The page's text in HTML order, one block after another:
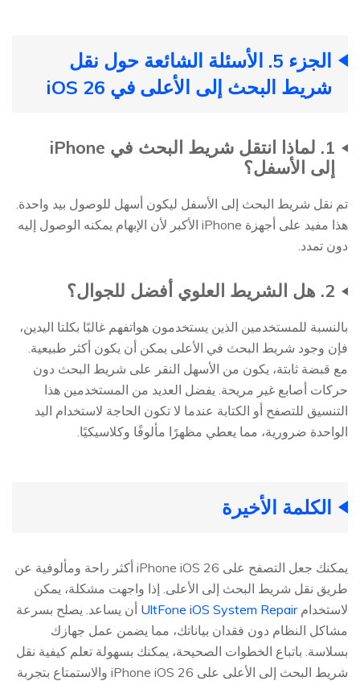
الجزء 5. الأسئلة الشائعة حول نقل
شريط البحث إلى الأعلى في iOS 26
1. لماذا انتقل شريط البحث في iPhone
إلى الأسفل؟
تم نقل شريط البحث إلى الأسفل ليكون أسهل للوصول بيد واحدة.
هذا مفيد على أجهزة iPhone الأكبر لأن الإبهام يمكنه الوصول إليه
دون تمدد.
2. هل الشريط العلوي أفضل للجوال؟
بالنسبة للمستخدمين الذين يستخدمون هواتفهم غالبًا بكلتا اليدين،
فإن وجود شريط البحث في الأعلى يمكن أن يكون أكثر طبيعية.
مع قبضة ثابتة، يكون من الأسهل النقر على شريط البحث دون
حركات أصابع غير مريحة. يفضل العديد من المستخدمين هذا
التنسيق للتصفح أو الكتابة عندما لا تكون الحاجة لاستخدام اليد
الواحدة ضرورية، مما يعطي مظهرًا مألوفًا وكلاسيكيًا.
الكلمة الأخيرة
يمكنك جعل التصفح على iPhone iOS 26 أكثر راحة ومألوفية عن
طريق نقل شريط البحث إلى الأعلى. إذا واجهت مشكلة، يمكن
لاستخدامUltFone iOS System Repair أن يساعد. يصلح بسرعة
مشاكل النظام دون فقدان بياناتك، مما يضمن عمل جهازك
بسلاسة. باتباع الخطوات الصحيحة، يمكنك بسهولة تعلم كيفية نقل
شريط البحث إلى الأعلى على iPhone iOS 26 والاستمتاع بتجربة